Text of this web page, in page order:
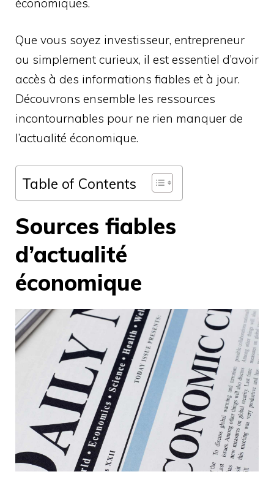
Que vous soyez investisseur, entrepreneur
ou simplement curieux, il est essentiel d’avoir
accès à des informations fiables et à jour.
Découvrons ensemble les ressources
incontournables pour ne rien manquer de
l’actualité économique.
Table of Contents
Sources fiables
d’actualité
économique